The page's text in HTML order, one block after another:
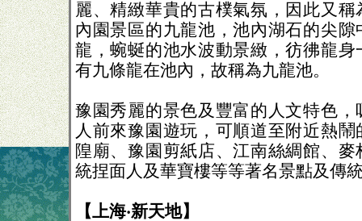
麗、精緻華貴的古樸氣氛，因此又
內園景區的九龍池，池內湖石的尖
龍，蜿蜒的池水波動景緻，彷彿龍
有九條龍在池內，故稱為九龍池。
豫園秀麗的景色及豐富的人文特色
人前來豫園遊玩，可順道至附近熱
隍廟、豫園剪紙店、江南絲綢館、
統捏面人及華寶樓等等著名景點及傳
【上海‧新天地】